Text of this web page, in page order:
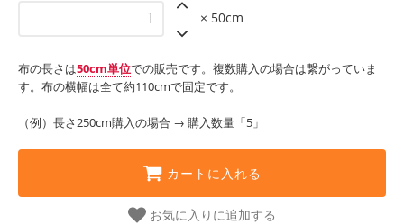
× 50cm
布の長さは50cm単位での販売です。複数購入の場合は繋がっていま
す。布の横幅は全て約110cmで固定です。
（例）長さ250cm購入の場合 → 購入数量「5」
カートに入れる
お気に入りに追加する